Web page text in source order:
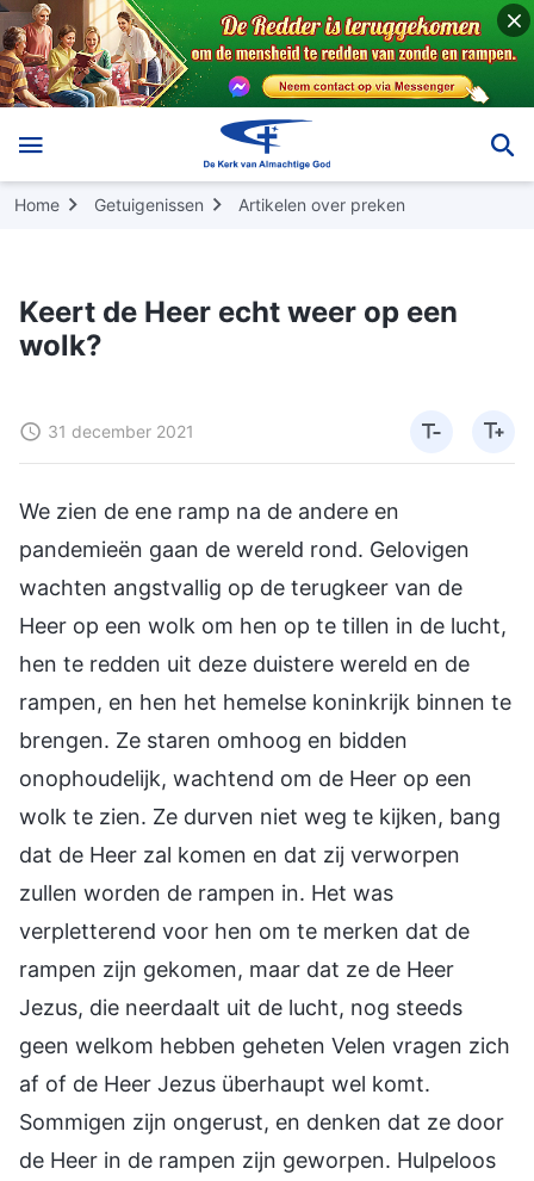
Home Getuigenissen Artikelen over preken
Keert de Heer echt weer op een
wolk?
31 december 2021
We zien de ene ramp na de andere en
pandemieën gaan de wereld rond. Gelovigen
wachten angstvallig op de terugkeer van de
Heer op een wolk om hen op te tillen in de lucht,
hen te redden uit deze duistere wereld en de
rampen, en hen het hemelse koninkrijk binnen te
brengen. Ze staren omhoog en bidden
onophoudelijk, wachtend om de Heer op een
wolk te zien. Ze durven niet weg te kijken, bang
dat de Heer zal komen en dat zij verworpen
zullen worden de rampen in. Het was
verpletterend voor hen om te merken dat de
rampen zijn gekomen, maar dat ze de Heer
Jezus, die neerdaalt uit de lucht, nog steeds
geen welkom hebben geheten Velen vragen zich
af of de Heer Jezus überhaupt wel komt.
Sommigen zijn ongerust, en denken dat ze door
de Heer in de rampen zijn geworpen. Hulpeloos